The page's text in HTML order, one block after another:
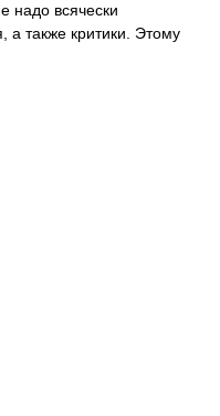
надо всячески
а также критики. Этому